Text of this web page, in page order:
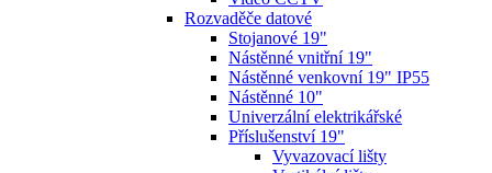
Rozvaděče datové
Stojanové 19"
Nástěnné vnitřní 19"
Nástěnné venkovní 19" IP55
Nástěnné 10"
Univerzální elektrikářské
Příslušenství 19"
Vyvazovací lišty